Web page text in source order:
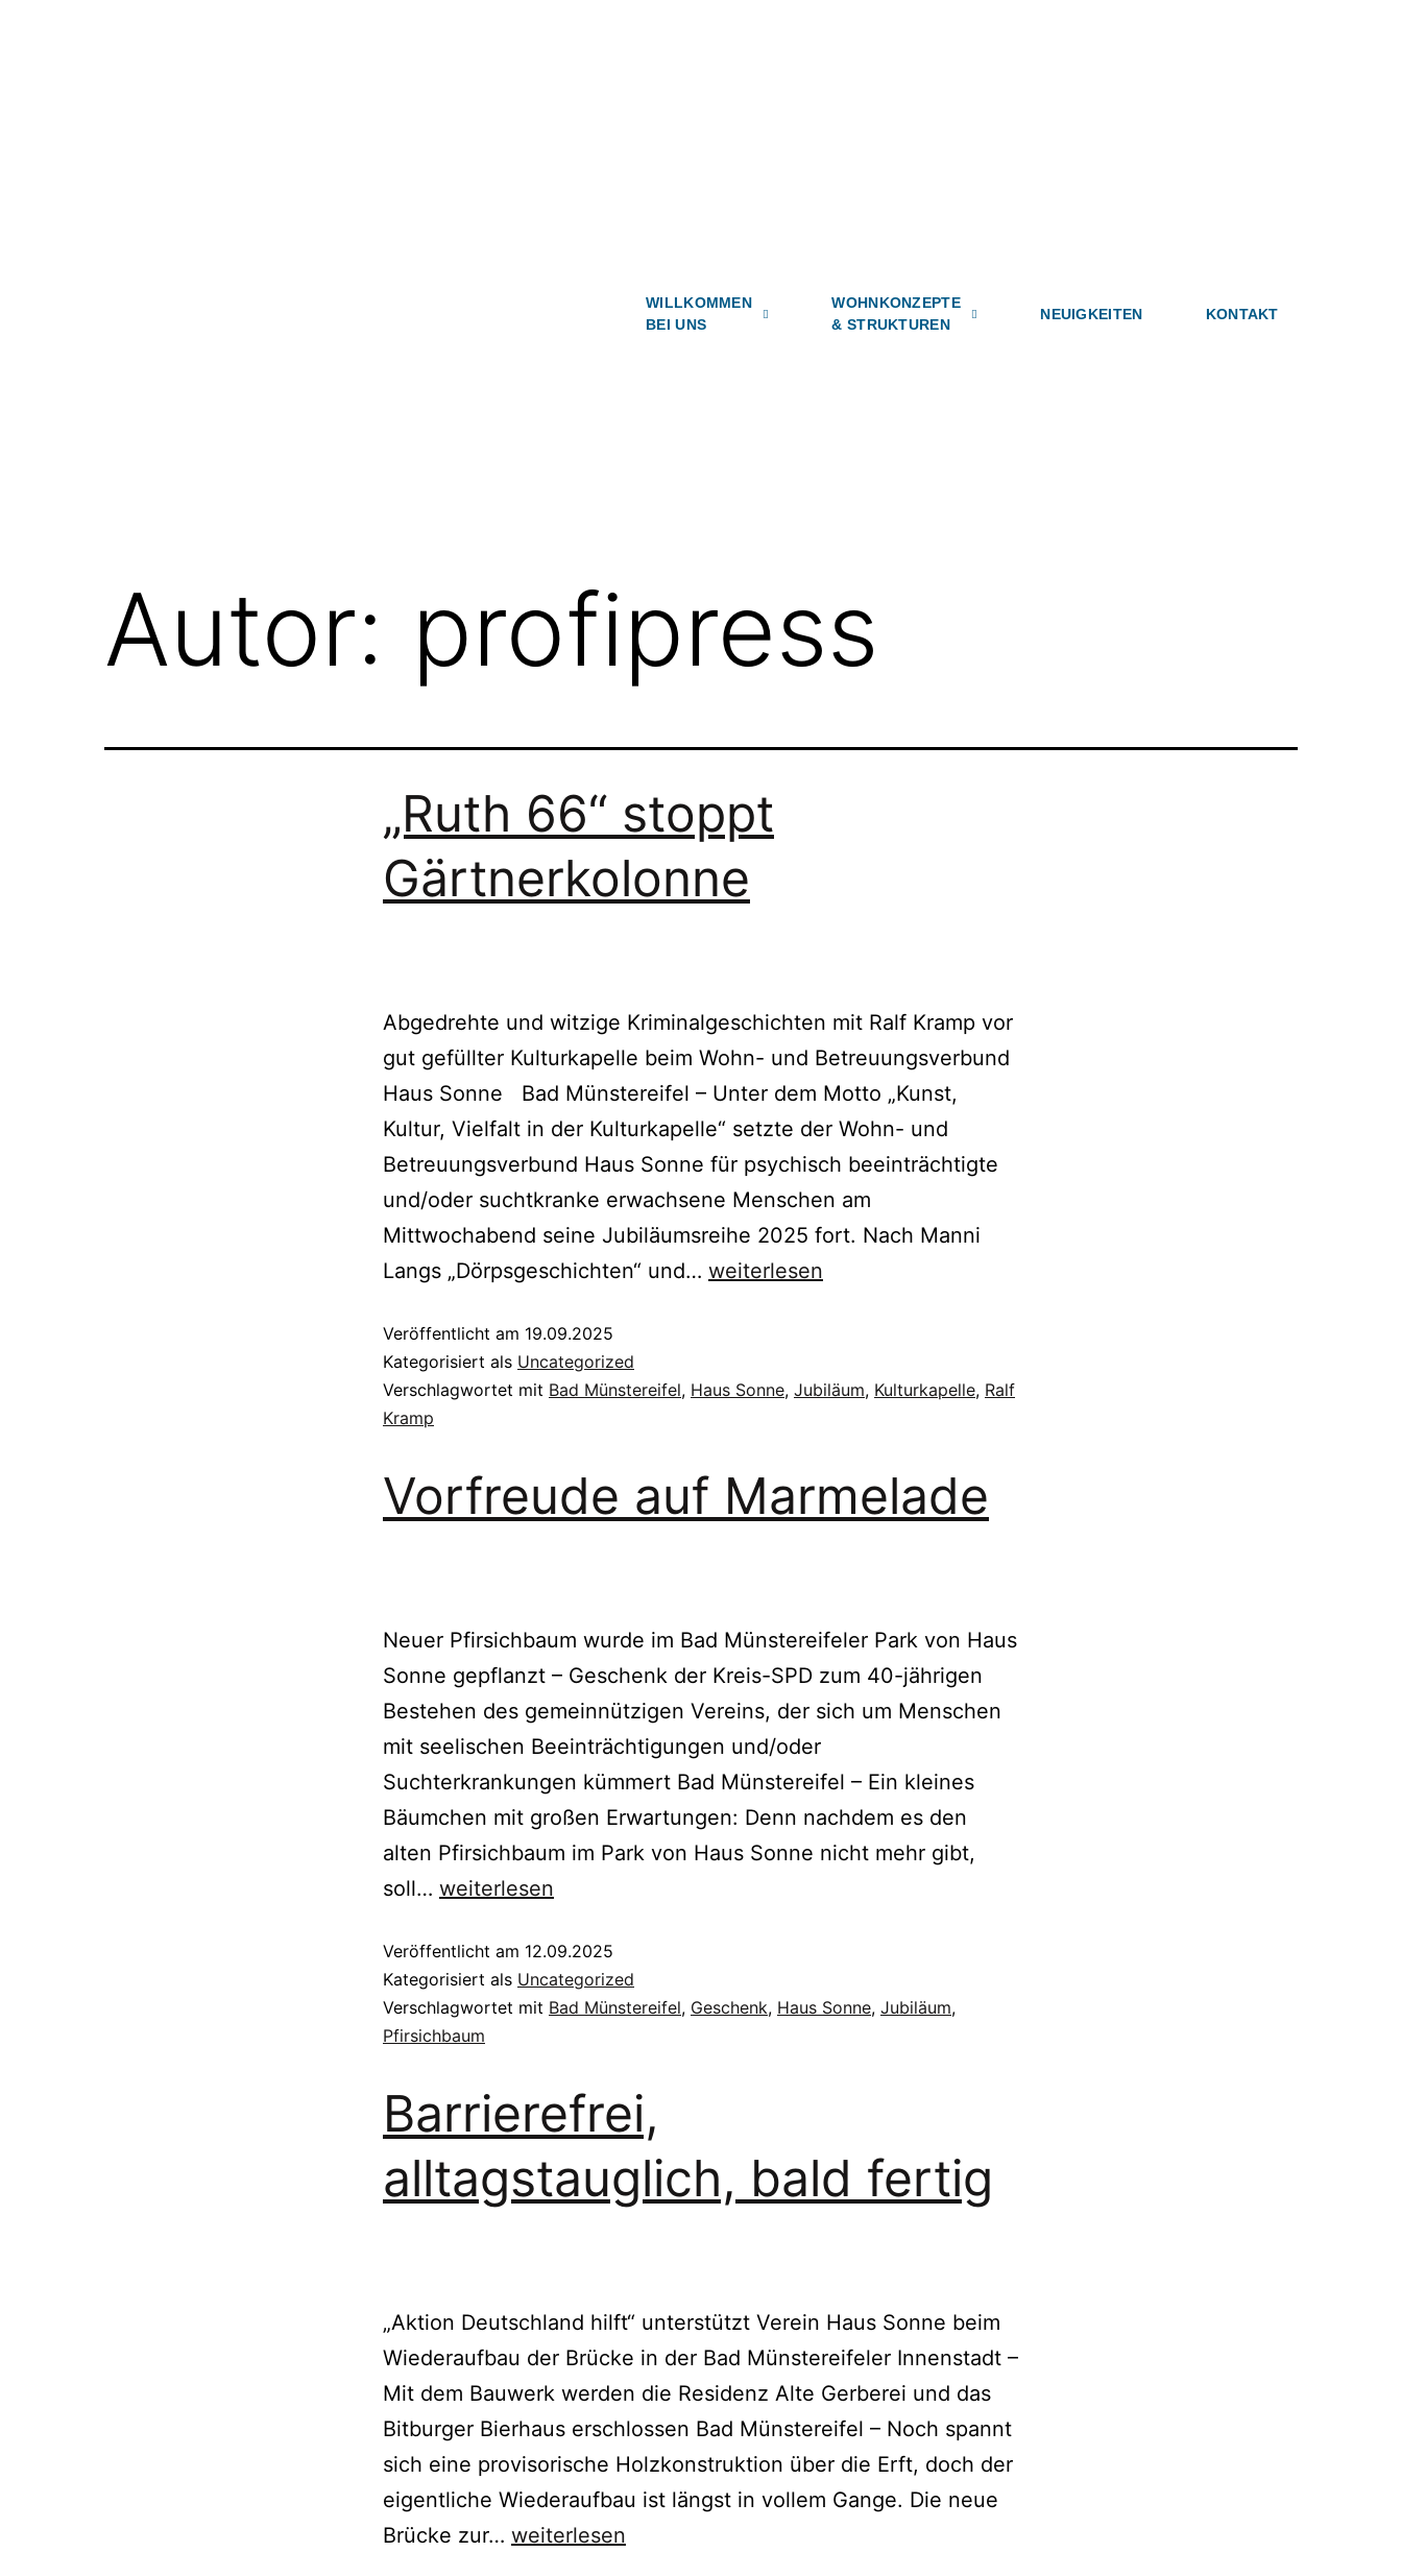
WILLKOMMEN
BEI UNS
WOHNKONZEPTE
& STRUKTUREN
NEUIGKEITEN KONTAKT
Autor: profipress
„Ruth 66“ stoppt
Gärtnerkolonne
Abgedrehte und witzige Kriminalgeschichten mit Ralf Kramp vor
gut gefüllter Kulturkapelle beim Wohn- und Betreuungsverbund
Haus Sonne Bad Münstereifel – Unter dem Motto „Kunst,
Kultur, Vielfalt in der Kulturkapelle“ setzte der Wohn- und
Betreuungsverbund Haus Sonne für psychisch beeinträchtigte
und/oder suchtkranke erwachsene Menschen am
Mittwochabend seine Jubiläumsreihe 2025 fort. Nach Manni
Langs „Dörpsgeschichten“ und… weiterlesen
Veröffentlicht am 19.09.2025
Kategorisiert als Uncategorized
Verschlagwortet mit Bad Münstereifel, Haus Sonne, Jubiläum, Kulturkapelle, Ralf
Kramp
Vorfreude auf Marmelade
Neuer Pfirsichbaum wurde im Bad Münstereifeler Park von Haus
Sonne gepflanzt – Geschenk der Kreis-SPD zum 40-jährigen
Bestehen des gemeinnützigen Vereins, der sich um Menschen
mit seelischen Beeinträchtigungen und/oder
Suchterkrankungen kümmert Bad Münstereifel – Ein kleines
Bäumchen mit großen Erwartungen: Denn nachdem es den
alten Pfirsichbaum im Park von Haus Sonne nicht mehr gibt,
soll… weiterlesen
Veröffentlicht am 12.09.2025
Kategorisiert als Uncategorized
Verschlagwortet mit Bad Münstereifel, Geschenk, Haus Sonne, Jubiläum,
Pfirsichbaum
Barrierefrei,
alltagstauglich, bald fertig
„Aktion Deutschland hilft“ unterstützt Verein Haus Sonne beim
Wiederaufbau der Brücke in der Bad Münstereifeler Innenstadt –
Mit dem Bauwerk werden die Residenz Alte Gerberei und das
Bitburger Bierhaus erschlossen Bad Münstereifel – Noch spannt
sich eine provisorische Holzkonstruktion über die Erft, doch der
eigentliche Wiederaufbau ist längst in vollem Gange. Die neue
Brücke zur… weiterlesen